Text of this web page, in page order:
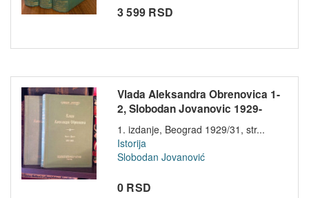
3 599 RSD
Vlada Aleksandra Obrenovica 1-
2, Slobodan Jovanovic 1929-
193...
1. izdanje, Beograd 1929/31, str...
Istorija
Slobodan Jovanović
0 RSD